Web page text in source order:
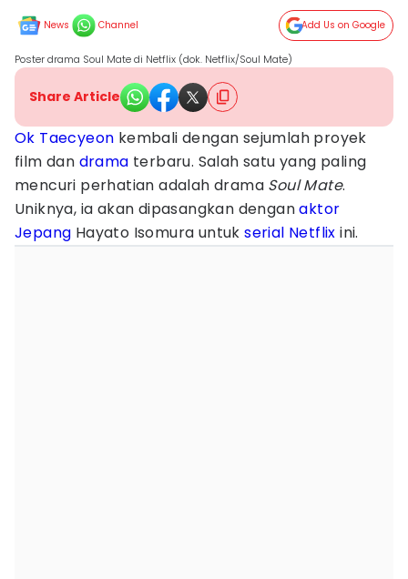
News Channel Add Us on Google
Poster drama Soul Mate di Netflix (dok. Netflix/Soul Mate)
Share Article
Ok Taecyeon kembali dengan sejumlah proyek
film dan drama terbaru. Salah satu yang paling
mencuri perhatian adalah drama Soul Mate.
Uniknya, ia akan dipasangkan denganaktor
Jepang Hayato Isomura untukserial Netflix ini.